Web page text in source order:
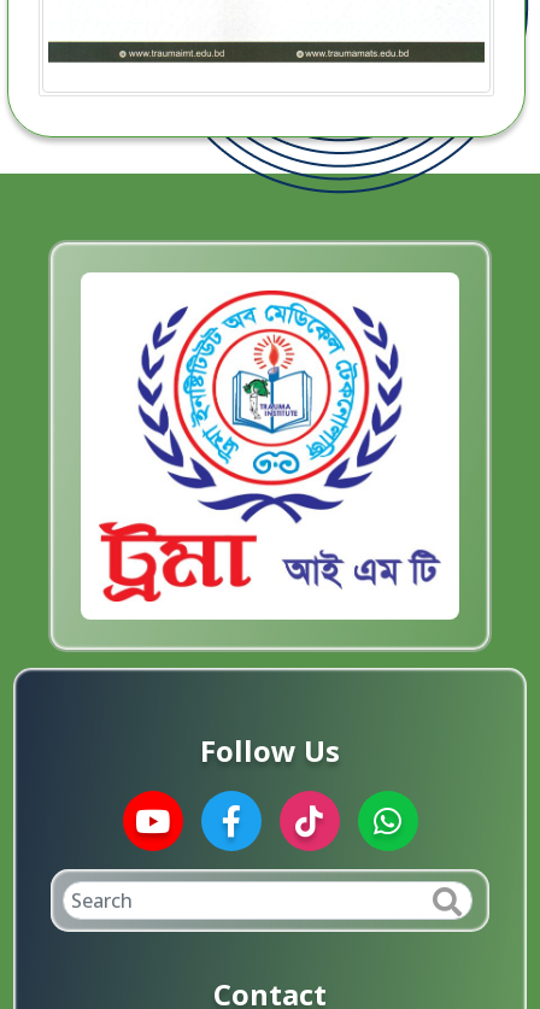
Follow Us
Contact